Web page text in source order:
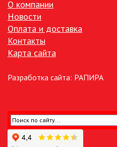
О компании
Новости
Оплата и доставка
Контакты
Карта сайта
Разработка сайта: РАПИРА